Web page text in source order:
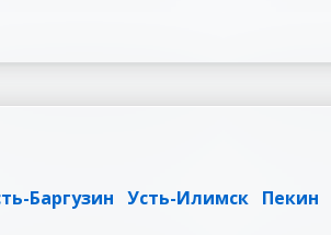
Баргузин Усть-Илимск Пекин